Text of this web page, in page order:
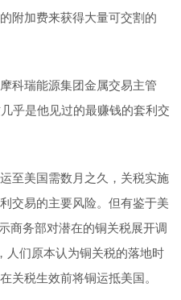
附加费来获得大量可交割的
瑞能源集团金属交易主管
乎是他见过的最赚钱的套利交
美国需数月之久，关税实施
交易的主要风险。但有鉴于美
商务部对潜在的铜关税展开调
人们原本认为铜关税的落地时
关税生效前将铜运抵美国。